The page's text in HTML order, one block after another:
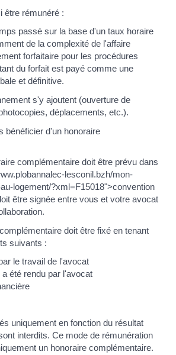
être rémunéré :
passé sur la base d'un taux horaire
de la complexité de l'affaire
forfaitaire pour les procédures
du forfait est payé comme une
et définitive.
s'y ajoutent (ouverture de
déplacements, etc.).
bénéficier d'un honoraire
complémentaire doit être prévu dans
lesconil.bzh/mon-
logement/?xml=F15018">convention
être signée entre vous et votre avocat
doit être fixé en tenant
suivants :
le travail de l'avocat
été rendu par l'avocat
uniquement en fonction du résultat
interdits. Ce mode de rémunération
un honoraire complémentaire.